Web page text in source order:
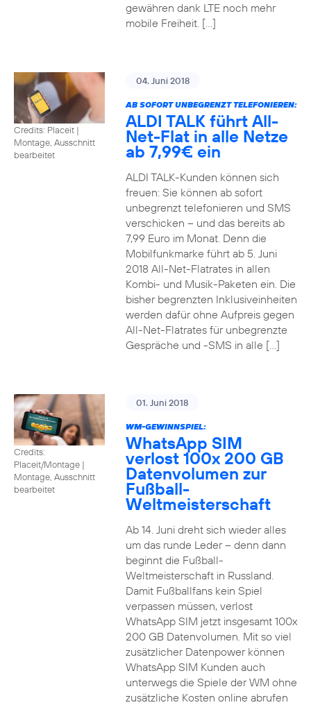
gewähren dank LTE noch mehr
mobile Freiheit. […]
Credits: Placeit |
Montage, Ausschnitt
bearbeitet
04. Juni 2018
AB SOFORT UNBEGRENZT TELEFONIEREN:
ALDI TALK führt All-
Net-Flat in alle Netze
ab 7,99€ ein
ALDI TALK-Kunden können sich
freuen: Sie können ab sofort
unbegrenzt telefonieren und SMS
verschicken – und das bereits ab
7,99 Euro im Monat. Denn die
Mobilfunkmarke führt ab 5. Juni
2018 All-Net-Flatrates in allen
Kombi- und Musik-Paketen ein. Die
bisher begrenzten Inklusiveinheiten
werden dafür ohne Aufpreis gegen
All-Net-Flatrates für unbegrenzte
Gespräche und -SMS in alle […]
Credits:
Placeit/Montage |
Montage, Ausschnitt
bearbeitet
01. Juni 2018
WM-GEWINNSPIEL:
WhatsApp SIM
verlost 100x 200 GB
Datenvolumen zur
Fußball-
Weltmeisterschaft
Ab 14. Juni dreht sich wieder alles
um das runde Leder – denn dann
beginnt die Fußball-
Weltmeisterschaft in Russland.
Damit Fußballfans kein Spiel
verpassen müssen, verlost
WhatsApp SIM jetzt insgesamt 100x
200 GB Datenvolumen. Mit so viel
zusätzlicher Datenpower können
WhatsApp SIM Kunden auch
unterwegs die Spiele der WM ohne
zusätzliche Kosten online abrufen